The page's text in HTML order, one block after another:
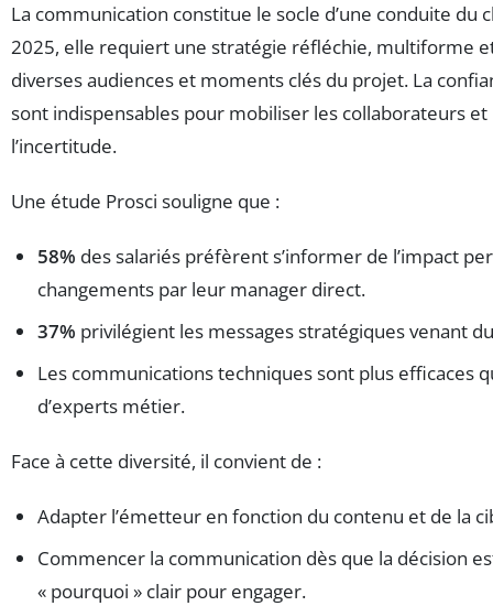
La communication constitue le socle d’une conduite du
2025, elle requiert une stratégie réfléchie, multiforme
diverses audiences et moments clés du projet. La
sont indispensables pour mobiliser les collaborateurs et
l’incertitude.
Une étude Prosci souligne que :
58% des salariés préfèrent s’informer de l’impact
changements par leur manager direct.
37% privilégient les messages stratégiques venant
Les communications techniques sont plus efficaces
d’experts métier.
Face à cette diversité, il convient de :
Adapter l’émetteur en fonction du contenu et de la
Commencer la communication dès que la décision
« pourquoi » clair pour engager.